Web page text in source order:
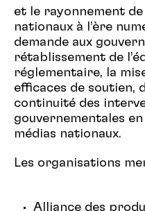
et le rayonnement
nationaux à l’ère
demande aux
rétablissement de
réglementaire, la
efficaces de soutien,
continuité des
gouvernementales
médias nationaux.
Les organisations
Alliance des